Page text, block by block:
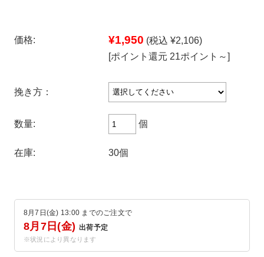
価格: ¥1,950 (税込 ¥2,106)
[ポイント還元 21ポイント～]
挽き方：
数量: 個
在庫: 30個
8月7日(金) 13:00 までのご注文で
8月7日(金) 出荷予定